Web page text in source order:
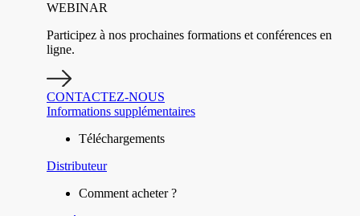
WEBINAR
Participez à nos prochaines formations et conférences en
ligne.
CONTACTEZ-NOUS
Informations supplémentaires
Téléchargements
Distributeur
Comment acheter ?